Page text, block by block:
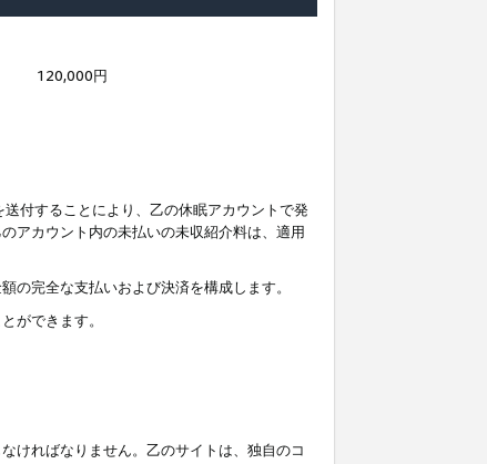
120,000円
付することにより、乙の休眠アカウントで発
アカウント内の未払いの未収紹介料は、適用
の完全な支払いおよび決済を構成します。
ができます。
ければなりません。乙のサイトは、独自のコ